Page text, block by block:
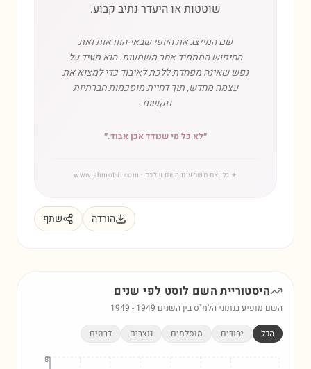
שוטטות או היעדר נתיב קבוע.
שם המייצג את היופי שבאי-הוודאות ואת
החיפוש המתמיד אחר משמעות. הוא מעיד על
נפש שאינה מפחדת ללכת לאיבוד כדי למצוא את
עצמה מחדש, תוך דחיית מוסכמות חברתיות
נוקשות.
״לא כל מי שנודד אכן אבוד.״
✦ גלו את משמעות השם שלכם · www.shmot-il.com
הורדה שתף
היסטוריית השם לוסט לפי שנים
השם מופיע בנתוני הלמ"ס בין השנים 1949 - 1949
הכל יהודים מוסלמים נוצרים דרוזים
8